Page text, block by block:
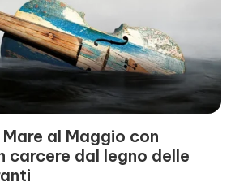
al Maggio con
carcere dal legno delle